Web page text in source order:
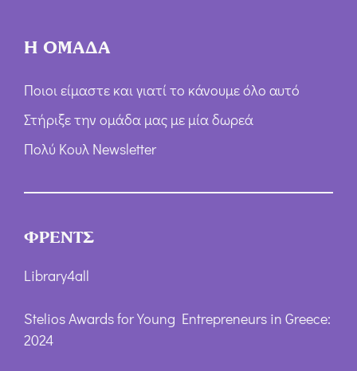
Η ΟΜΑΔΑ
Ποιοι είμαστε και γιατί το κάνουμε όλο αυτό
Στήριξε την ομάδα μας με μία δωρεά
Πολύ Κουλ Newsletter
ΦΡΕΝΤΣ
Library4all
Stelios Awards for Young Entrepreneurs in Greece:
2024